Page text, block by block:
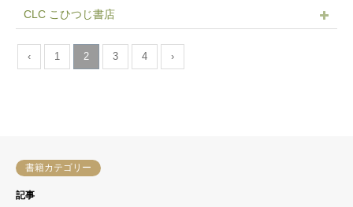
CLC こひつじ書店
‹ 1 2 3 4 ›
書籍カテゴリー
記事